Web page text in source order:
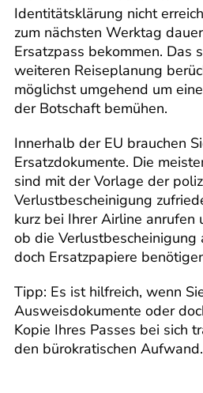
Identitätsklärung nicht
zum nächsten Werktag
Ersatzpass bekommen. Das
weiteren Reiseplanung
möglichst umgehend um
der Botschaft bemühen.
Innerhalb der EU brauchen
Ersatzdokumente. Die
sind mit der Vorlage der
Verlustbescheinigung
kurz bei Ihrer Airline anrufen
ob die Verlustbescheinigung
doch Ersatzpapiere
Tipp: Es ist hilfreich, wenn
Ausweisdokumente oder
Kopie Ihres Passes bei sich
den bürokratischen Aufwand.